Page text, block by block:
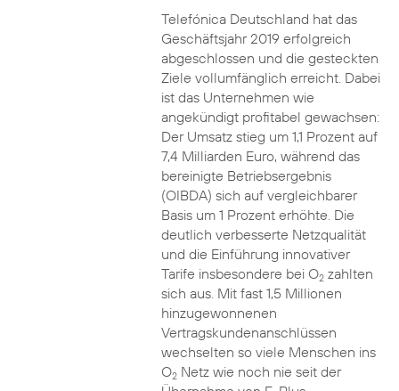
Telefónica Deutschland hat das
Geschäftsjahr 2019 erfolgreich
abgeschlossen und die gesteckten
Ziele vollumfänglich erreicht. Dabei
ist das Unternehmen wie
angekündigt profitabel gewachsen:
Der Umsatz stieg um 1,1 Prozent auf
7,4 Milliarden Euro, während das
bereinigte Betriebsergebnis
(OIBDA) sich auf vergleichbarer
Basis um 1 Prozent erhöhte. Die
deutlich verbesserte Netzqualität
und die Einführung innovativer
Tarife insbesondere bei O2zahlten
sich aus. Mit fast 1,5 Millionen
hinzugewonnenen
Vertragskundenanschlüssen
wechselten so viele Menschen ins
O2Netz wie noch nie seit der